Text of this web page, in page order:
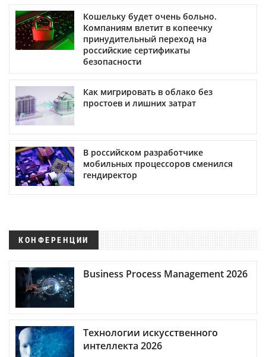
Кошельку будет очень больно.
Компаниям влетит в копеечку
принудительный переход на
российские сертификаты
безопасности
Как мигрировать в облако без
простоев и лишних затрат
В российском разработчике
мобильных процессоров сменился
гендиректор
КОНФЕРЕНЦИИ
Business Process Management 2026
Технологии искусственного
интеллекта 2026